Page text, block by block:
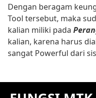
Dengan beragam
Tool tersebut, maka
kalian miliki pada
kalian, karena harus
sangat Powerful dari